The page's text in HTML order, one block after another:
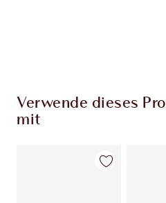
Verwende dieses
mit